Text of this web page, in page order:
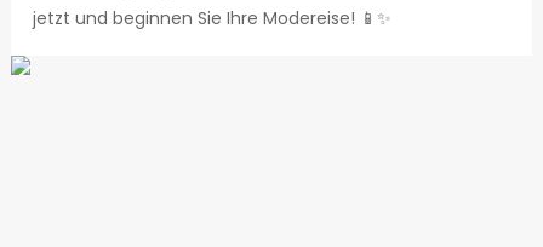
jetzt und beginnen Sie Ihre Modereise! 📱✨